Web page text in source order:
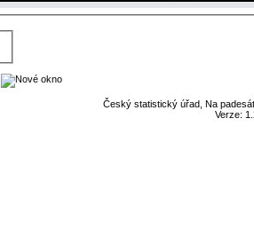
Český statistický úřad, Na
Verze: